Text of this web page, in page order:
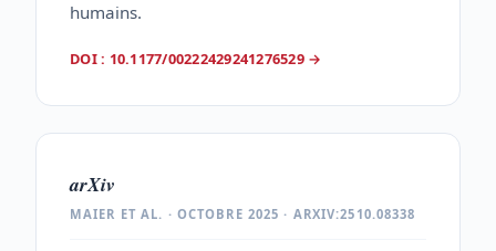
humains.
DOI : 10.1177/00222429241276529 →
arXiv
MAIER ET AL. · OCTOBRE 2025 · ARXIV:2510.08338